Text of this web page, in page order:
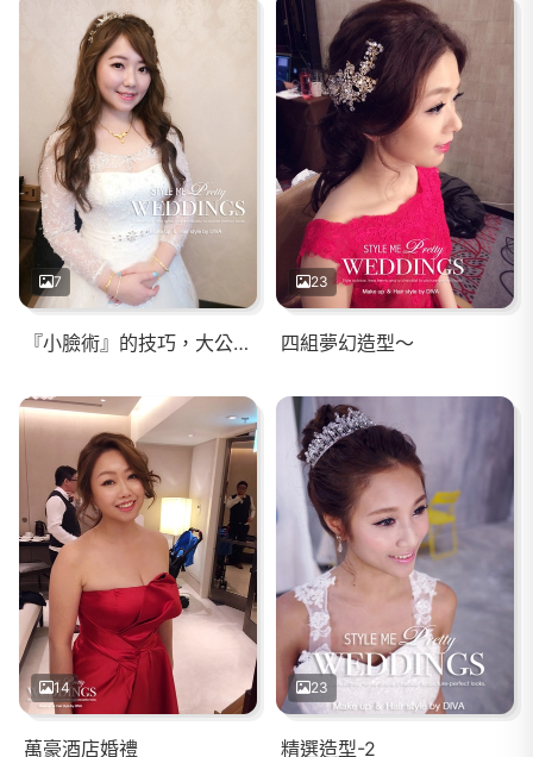
7
『小臉術』的技巧，大公開！！
23
四組夢幻造型～
14
萬豪酒店婚禮
23
精選造型-2